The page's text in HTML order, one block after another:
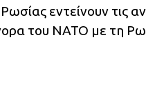
εντείνουν τις
του ΝΑΤΟ με τη